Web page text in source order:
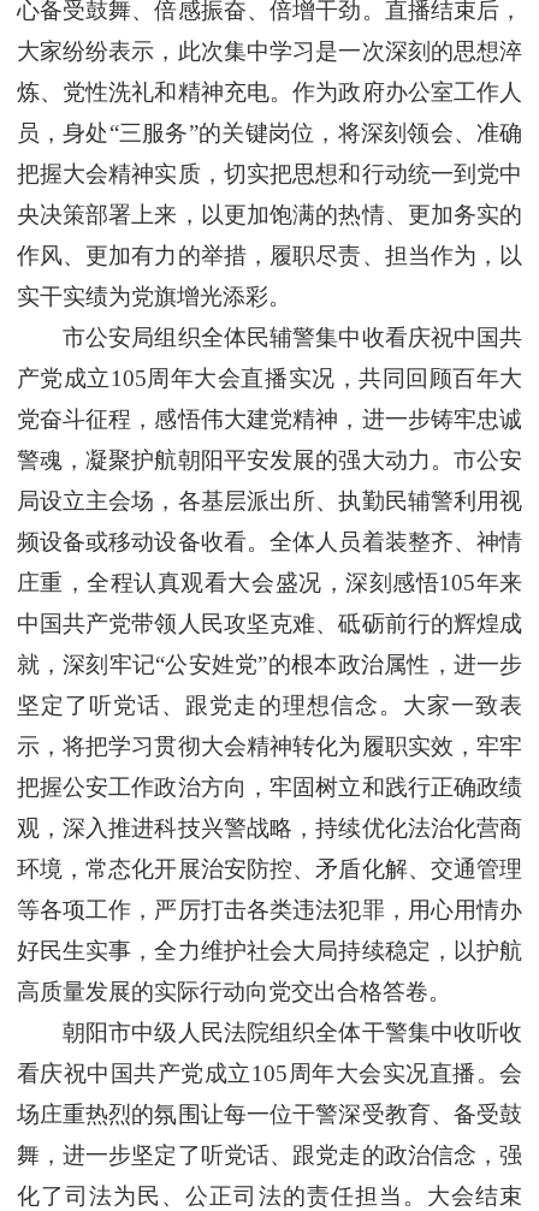
心备受鼓舞、倍感振奋、倍增干劲。直播结束后，
大家纷纷表示，此次集中学习是一次深刻的思想淬
炼、党性洗礼和精神充电。作为政府办公室工作人
员，身处“三服务”的关键岗位，将深刻领会、准确
把握大会精神实质，切实把思想和行动统一到党中
央决策部署上来，以更加饱满的热情、更加务实的
作风、更加有力的举措，履职尽责、担当作为，以
实干实绩为党旗增光添彩。
市公安局组织全体民辅警集中收看庆祝中国共
产党成立105周年大会直播实况，共同回顾百年大
党奋斗征程，感悟伟大建党精神，进一步铸牢忠诚
警魂，凝聚护航朝阳平安发展的强大动力。市公安
局设立主会场，各基层派出所、执勤民辅警利用视
频设备或移动设备收看。全体人员着装整齐、神情
庄重，全程认真观看大会盛况，深刻感悟105年来
中国共产党带领人民攻坚克难、砥砺前行的辉煌成
就，深刻牢记“公安姓党”的根本政治属性，进一步
坚定了听党话、跟党走的理想信念。大家一致表
示，将把学习贯彻大会精神转化为履职实效，牢牢
把握公安工作政治方向，牢固树立和践行正确政绩
观，深入推进科技兴警战略，持续优化法治化营商
环境，常态化开展治安防控、矛盾化解、交通管理
等各项工作，严厉打击各类违法犯罪，用心用情办
好民生实事，全力维护社会大局持续稳定，以护航
高质量发展的实际行动向党交出合格答卷。
朝阳市中级人民法院组织全体干警集中收听收
看庆祝中国共产党成立105周年大会实况直播。会
场庄重热烈的氛围让每一位干警深受教育、备受鼓
舞，进一步坚定了听党话、跟党走的政治信念，强
化了司法为民、公正司法的责任担当。大会结束